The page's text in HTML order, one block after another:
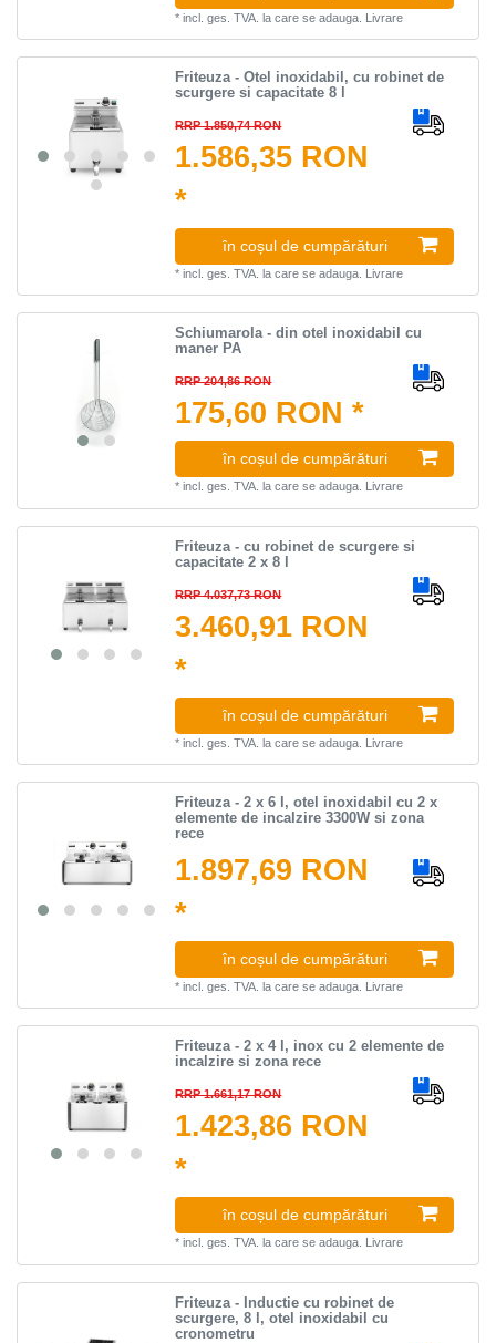
*incl. ges. TVA. la care se adauga. Livrare
Friteuza - Otel inoxidabil, cu robinet de
scurgere si capacitate 8 l
RRP 1.850,74 RON
1.586,35 RON
*
în coșul de cumpărături
*incl. ges. TVA. la care se adauga. Livrare
Schiumarola - din otel inoxidabil cu
maner PA
RRP 204,86 RON
175,60 RON *
în coșul de cumpărături
*incl. ges. TVA. la care se adauga. Livrare
Friteuza - cu robinet de scurgere si
capacitate 2 x 8 l
RRP 4.037,73 RON
3.460,91 RON
*
în coșul de cumpărături
*incl. ges. TVA. la care se adauga. Livrare
Friteuza - 2 x 6 l, otel inoxidabil cu 2 x
elemente de incalzire 3300W si zona
rece
1.897,69 RON
*
în coșul de cumpărături
*incl. ges. TVA. la care se adauga. Livrare
Friteuza - 2 x 4 l, inox cu 2 elemente de
incalzire si zona rece
RRP 1.661,17 RON
1.423,86 RON
*
în coșul de cumpărături
*incl. ges. TVA. la care se adauga. Livrare
Friteuza - Inductie cu robinet de
scurgere, 8 l, otel inoxidabil cu
cronometru